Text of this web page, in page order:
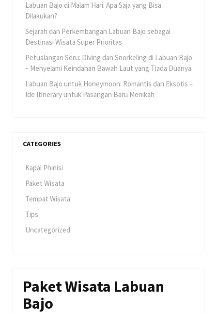
Labuan Bajo di Malam Hari: Apa Saja yang Bisa
Dilakukan?
Sejarah dan Perkembangan Labuan Bajo sebagai
Destinasi Wisata Super Prioritas
Petualangan Seru: Diving dan Snorkeling di Labuan Bajo
– Menyelami Keindahan Bawah Laut yang Tiada Duanya
Labuan Bajo untuk Honeymoon: Romantis dan Eksotis –
Ide Itinerary untuk Pasangan Baru Menikah
CATEGORIES
Kapal Phinisi
Paket Wisata
Tempat Wisata
Tips
Uncategorized
Paket Wisata Labuan
Bajo